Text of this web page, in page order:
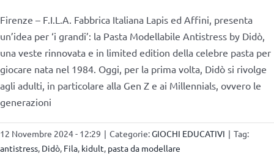
Firenze – F.I.L.A. Fabbrica Italiana Lapis ed Affini, presenta
un’idea per ‘i grandi’: la Pasta Modellabile Antistress by Didò,
una veste rinnovata e in limited edition della celebre pasta per
giocare nata nel 1984. Oggi, per la prima volta, Didò si rivolge
agli adulti, in particolare alla Gen Z e ai Millennials, ovvero le
generazioni
12 Novembre 2024 - 12:29 | Categorie:GIOCHI EDUCATIVI | Tag:
antistress Didò Fila kidult pasta da modellare